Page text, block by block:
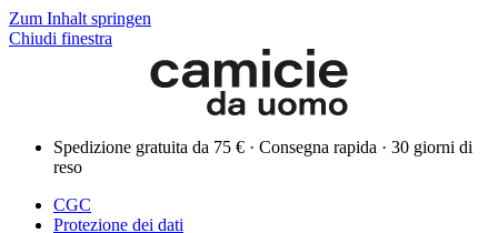
Zum Inhalt springen
Chiudi finestra
Spedizione gratuita da 75 € · Consegna rapida · 30 giorni di
reso
CGC
Protezione dei dati